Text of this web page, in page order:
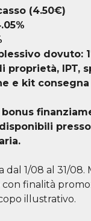
(4.50€)
dovuto:
proprietà, IPT,
e kit consegna
dal 1/08 al 31/08.
finalità
illustrativo.